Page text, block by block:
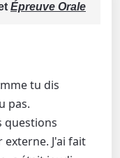
Épreuve Orale
tu dis
pas.
questions
J'ai fait